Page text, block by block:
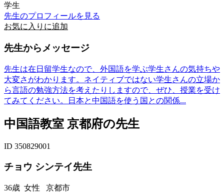
学生
先生のプロフィールを見る
お気に入りに追加
先生からメッセージ
先生は在日留学生なので、外国語を学ぶ学生さんの気持ちや
大変さがわかります。ネイティブではない学生さんの立場か
ら言語の勉強方法を考えたりしますので、ぜひ、授業を受け
てみてください。日本と中国語を使う国との関係...
中国語教室 京都府の先生
ID 350829001
チョウ シンテイ先生
36歳 女性 京都市